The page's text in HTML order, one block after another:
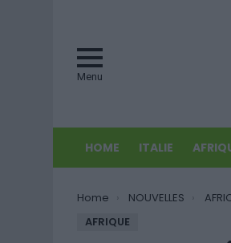
Menu
HOME ITALIE
You are here:
Home NOUVELLES
AFRIQUE